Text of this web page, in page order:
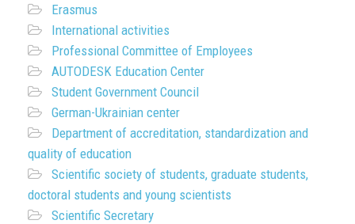
Erasmus
International activities
Professional Committee of Employees
AUTODESK Education Center
Student Government Council
German-Ukrainian center
Department of accreditation, standardization and
quality of education
Scientific society of students, graduate students,
doctoral students and young scientists
Scientific Secretary